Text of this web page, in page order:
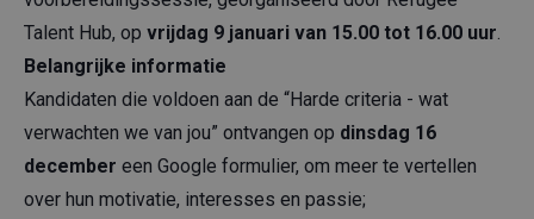
Talent Hub, op vrijdag 9 januari van 15.00 tot 16.00 uur
Belangrijke informatie
Kandidaten die voldoen aan de “Harde criteria - wat
verwachten we van jou” ontvangen op dinsdag 16
december een Google formulier, om meer te vertellen
over hun motivatie, interesses en passie;